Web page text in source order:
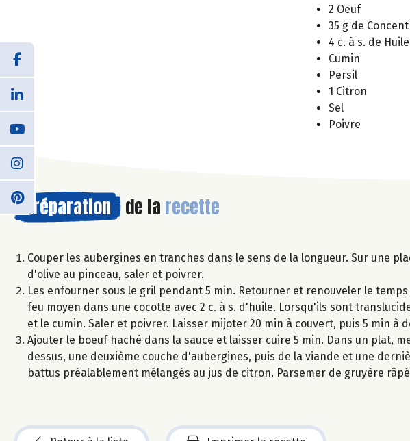
2 Oeuf
35 g de
4 c. à s. de
Cumin
Persil
1 Citron
Sel
Poivre
Préparation de la recette
Couper les aubergines en tranches dans le sens de la longueur. Sur une
d'olive au pinceau, saler et poivrer.
Les enfourner sous le gril pendant 5 min. Retourner et renouveler le
feu moyen dans une cocotte avec 2 c. à s. d'huile. Lorsqu'ils sont
et le cumin. Saler et poivrer. Laisser mijoter 20 min à couvert, puis 5 min à
Ajouter le boeuf haché dans la sauce et laisser cuire 5 min. Dans un plat,
dessus, une deuxième couche d'aubergines, puis de la viande et une
battus préalablement mélangés au jus de citron. Parsemer de gruyère